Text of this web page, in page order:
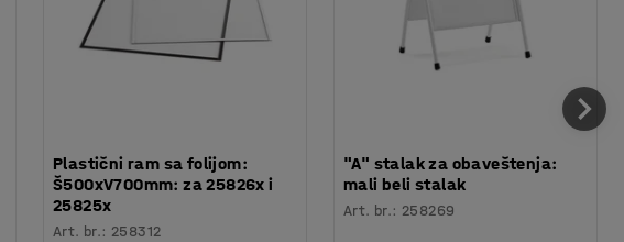
Plastični ram sa folijom:
Š500xV700mm: za 25826x i
25825x
Art. br.: 258312
"A" stalak za obaveštenja:
mali beli stalak
Art. br.: 258269